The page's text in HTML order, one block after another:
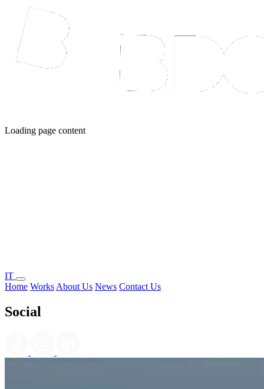
Loading page content
IT
Home Works About Us News Contact Us
Social